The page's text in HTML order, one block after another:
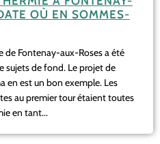
OÙ EN SOMMES-
de Fontenay-aux-Roses a été
sujets de fond. Le projet de
en est un bon exemple. Les
au premier tour étaient toutes
en tant...